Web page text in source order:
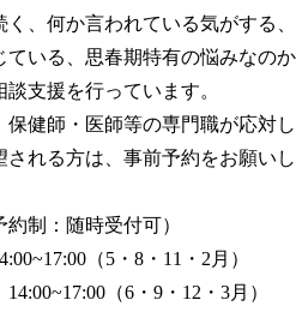
、何か言われている気がする
いる、思春期特有の悩みなの
支援を行っています。
健師・医師等の専門職が応対し
れる方は、事前予約をお願いし
制：随時受付可）
（5・8・11・2月）
（6・9・12・3月）